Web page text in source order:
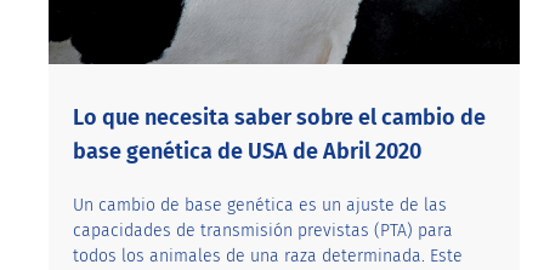
Lo que necesita saber sobre el cambio de
base genética de USA de Abril 2020
Un cambio de base genética es un ajuste de las
capacidades de transmisión previstas (PTA) para
todos los animales de una raza determinada. Este